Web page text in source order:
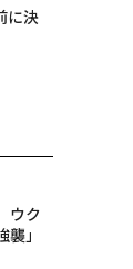
に決
ウク
」